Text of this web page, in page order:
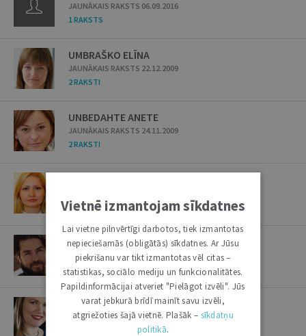
JAUNĀKAIS RAKSTS 06.09.2016
1 RAKSTS
UMBRAŠKO ELĪNA
JAUNĀKAIS RAKSTS 22.12.2009
2 RAKSTI
UNBEDAHTE ANETE
JAUNĀKAIS RAKSTS 24.11.2009
2 RAKSTI
2 RAKSTI
UPENIEKS KRISTAPS
JAUNĀKAIS RAKSTS 06.07.2021
1 RAKSTS
UPĪTE EVA
JAUNĀKAIS RAKSTS 03.10.2017
Vietnē izmantojam sīkdatnes
Lai vietne pilnvērtīgi darbotos, tiek izmantotas
nepieciešamās (obligātās) sīkdatnes. Ar Jūsu
piekrišanu var tikt izmantotas vēl citas –
statistikas, sociālo mediju un funkcionalitātes.
Papildinformācijai atveriet "Pielāgot izvēli". Jūs
varat jebkurā brīdī mainīt savu izvēli,
atgriežoties šajā vietnē. Plašāk – sīkdatņu
politikā.